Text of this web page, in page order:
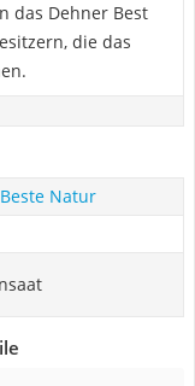
das Dehner Best
die das
Natur